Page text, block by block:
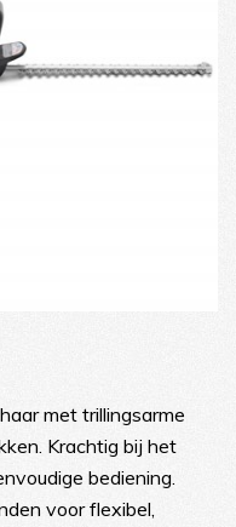
met trillingsarme
Krachtig bij het
bediening.
voor flexibel,